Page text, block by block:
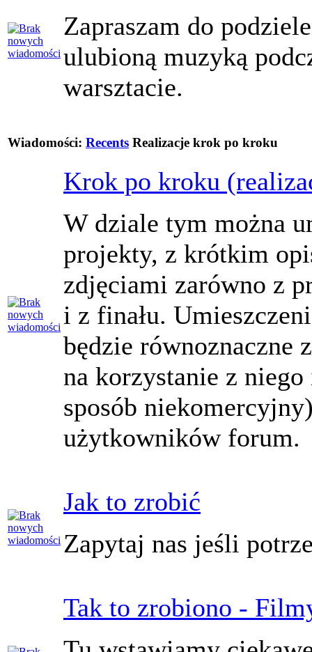
Zapraszam do
ulubioną muzyką
warsztacie.
Wiadomości: Recents Realizacje krok po kroku
Krok po kroku
W dziale tym można
projekty, z krótkim
zdjęciami zarówno z
i z finału.
będzie równoznaczne
na korzystanie z
sposób
użytkowników forum.
Jak to zrobić
Zapytaj nas jeśli
Tak to zrobiono -